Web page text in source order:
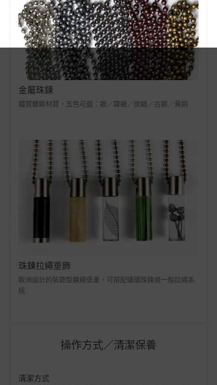
金屬珠鍊
鐵質鍍鎳材質，五色可選：銀／霧銀／炭銀／古銅／黃銅
珠鍊拉繩垂飾
歐洲設計的裝飾型鍊繩垂重，可搭配循環珠鍊或一般拉繩系
統
操作方式／清潔保養
清潔方式